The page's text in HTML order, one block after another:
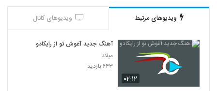
آهنگ زیبا تر از تو از میثم فائزنیا(پاپ)
Omidreza(I) Mohem Nist
موزیک زیبای رسیدی (رمیکس) از فرشاد افشار
ویدیوهای مرتبط ویدیوهای کانال
۰۲:۱۲
آهنگ جدید آغوش تو از رایکادو
میلاد
۶۴۳ بازدید